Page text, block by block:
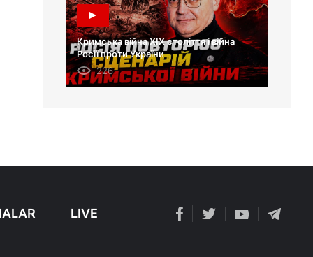
Кримська війна XIX століття і війна
Росії проти України
226
LIVE